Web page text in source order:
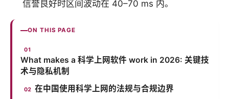
信誉良好时区间波动在 40–70 ms 内。
ON THIS PAGE
What makes a 科学上网软件 work in 2026: 关键技
术与隐私机制
在中国使用科学上网的法规与合规边界